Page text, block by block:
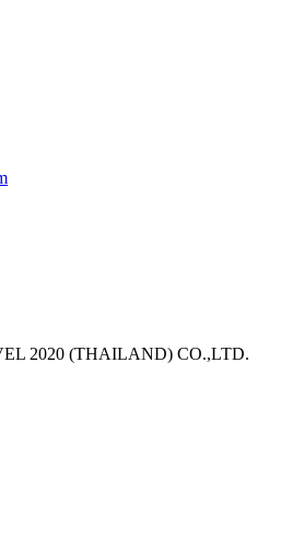
2020 (THAILAND) CO.,LTD.